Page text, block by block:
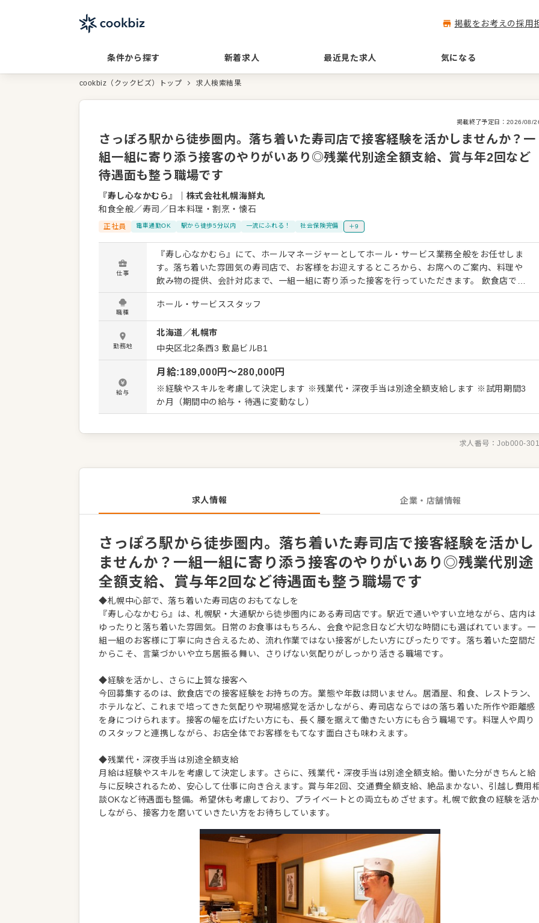
掲載をお考えの採用
条件から探す 新着求人 最近見た求人 気になる
cookbiz（クックビズ）トップ 求人検索結果
掲載終了予定日： 2026/08/
さっぽろ駅から徒歩圏内。落ち着いた寿司店で接客経験を活かしませんか？一
組一組に寄り添う接客のやりがいあり◎残業代別途全額支給、賞与年2回など
待遇面も整う職場です
『寿し心なかむら』
株式会社札幌海鮮丸
和食全般／寿司／日本料理・割烹・懐石
正社員 電車通勤OK 駅から徒歩5分以内 一流にふれる！ 社会保険完備 ＋9
仕事
『寿し心なかむら』にて、ホールマネージャーとしてホール・サービス業務全般をお任せしま
す。落ち着いた雰囲気の寿司店で、お客様をお迎えするところから、お席へのご案内、料理や
飲み物の提供、会計対応まで、一組一組に寄り添った接客を行っていただきます。 飲食店での
接客経験がある方であれば、業態や年数は問いません。これまで培ってきた気配りやコミュニ
ケーション力を活かしながら、より丁寧で質の高いサービスを身につけていける環境です。 ＜
主な仕事内容＞ ◎基本和装でのお仕事になります。 ・お客様のお出迎え、ご案内 ・オーダー
確認、料理やドリンクの提供 ・食事の進み具合に合わせた声かけ、気配り ・お会計、レジ対応
・予約確認、電話対応 ・テーブルセッティング、片付け ・店内清掃、営業準備 ・ドリンク作
成や簡単な洗い場補助 ・職人以外のホールスタッフについてのシフト作成、教育などのお仕事
・そのほかホール業務全般 お客様の来店目的は、会食や記念日、大切な方との食事などさまざ
まです。だからこそ、ただ料理を運ぶだけではなく、表情や会話の流れを見ながら「今、何が
必要か」を考える接客が大切になります。 経験者には、これまでの現場感覚を活かしつつ、寿
司店ならではの所作や空気づくりも少しずつお任せします。チームで連携しながら、お客様に
職種
ホール・サービススタッフ
勤務地
北海道／札幌市
中央区北2条西3 敷島ビルB1
給与
月給:189,000円〜280,000円
※経験やスキルを考慮して決定します ※残業代・深夜手当は別途全額支給します ※試用期間3
か月（期間中の給与・待遇に変動なし）
求人番号：Job000-
求人情報 企業・店舗情報
さっぽろ駅から徒歩圏内。落ち着いた寿司店で接客経験を活かし
ませんか？一組一組に寄り添う接客のやりがいあり◎残業代別途
全額支給、賞与年2回など待遇面も整う職場です
◆札幌中心部で、落ち着いた寿司店のおもてなしを
『寿し心なかむら』は、札幌駅・大通駅から徒歩圏内にある寿司店です。駅近で通いやすい立地ながら、店内は
ゆったりと落ち着いた雰囲気。日常のお食事はもちろん、会食や記念日など大切な時間にも選ばれています。一
組一組のお客様に丁寧に向き合えるため、流れ作業ではない接客がしたい方にぴったりです。落ち着いた空間だ
からこそ、言葉づかいや立ち居振る舞い、さりげない気配りがしっかり活きる職場です。
◆経験を活かし、さらに上質な接客へ
今回募集するのは、飲食店での接客経験をお持ちの方。業態や年数は問いません。居酒屋、和食、レストラン、
ホテルなど、これまで培ってきた気配りや現場感覚を活かしながら、寿司店ならではの落ち着いた所作や距離感
を身につけられます。接客の幅を広げたい方にも、長く腰を据えて働きたい方にも合う職場です。料理人や周り
のスタッフと連携しながら、お店全体でお客様をもてなす面白さも味わえます。
◆残業代・深夜手当は別途全額支給
月給は経験やスキルを考慮して決定します。さらに、残業代・深夜手当は別途全額支給。働いた分がきちんと給
与に反映されるため、安心して仕事に向き合えます。賞与年2回、交通費全額支給、絶品まかない、引越し費用
談OKなど待遇面も整備。希望休も考慮しており、プライベートとの両立もめざせます。札幌で飲食の経験を活か
しながら、接客力を磨いていきたい方をお待ちしています。